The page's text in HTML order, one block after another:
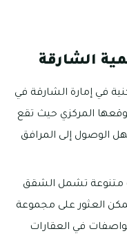
الشارقة
في إمارة الشارقة في
المركزي حيث تقع
الوصول إلى المرافق
متنوعة تشمل الشقق
العثور على مجموعة
في العقارات